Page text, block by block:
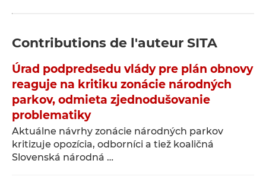
Contributions de l'auteur SITA
Úrad podpredsedu vlády pre plán obnovy
reaguje na kritiku zonácie národných
parkov, odmieta zjednodušovanie
problematiky
Aktuálne návrhy zonácie národných parkov
kritizuje opozícia, odborníci a tiež koaličná
Slovenská národná …